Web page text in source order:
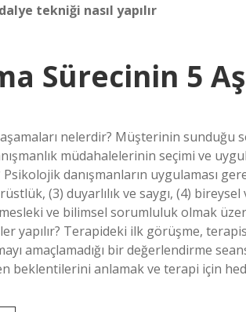
tekniği nasıl yapılır
Sürecinin 5
nelerdir? Müşterinin sunduğu
müdahalelerinin seçimi ve
danışmanların uygulaması
(3) duyarlılık ve saygı, (4)
ve bilimsel sorumluluk olmak
yapılır? Terapideki ilk görüşme,
amaçlamadığı bir değerlendirme
beklentilerini anlamak ve terapi için